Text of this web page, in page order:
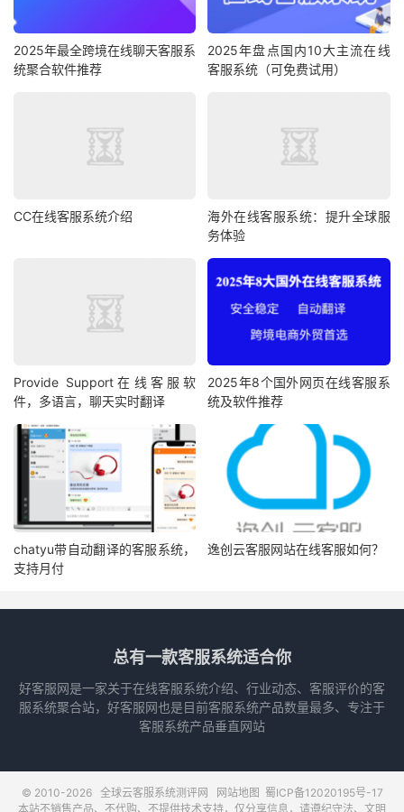
2025年最全跨境在线聊天客服系
统聚合软件推荐
2025年盘点国内10大主流在线
客服系统（可免费试用）
CC在线客服系统介绍
海外在线客服系统：提升全球服
务体验
Provide Support在线客服软
件，多语言，聊天实时翻译
2025年8个国外网页在线客服系
统及软件推荐
chatyu带自动翻译的客服系统，
支持月付
逸创云客服网站在线客服如何？
总有一款客服系统适合你
好客服网是一家关于在线客服系统介绍、行业动态、客服评价的客
服系统聚合站，好客服网也是目前客服系统产品数量最多、专注于
客服系统产品垂直网站
© 2010-2026 全球云客服系统测评网 网站地图 蜀ICP备12020195号-17
本站不销售产品、不代购、不提供技术支持，仅分享信息，请遵纪守法、文明